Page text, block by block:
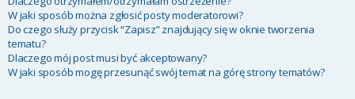
W jaki sposób można zgłosić posty moderatorowi?
Do czego służy przycisk “Zapisz” znajdujący się w oknie tworzenia
tematu?
Dlaczego mój post musi być akceptowany?
W jaki sposób mogę przesunąć swój temat na górę strony tematów?